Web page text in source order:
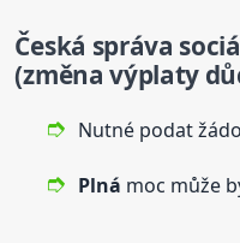
Česká správa
(změna výplaty
Nutné podat
Plná moc může